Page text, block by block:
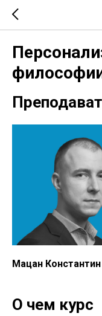
Мацан
О чем курс